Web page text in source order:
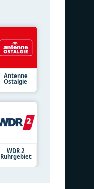
Antenne
Ostalgie
WDR 2
Ruhrgebiet